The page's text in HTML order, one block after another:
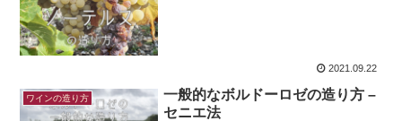
2021.09.22
ワインの造り方
一般的なボルドーロゼの造り方 –
セニエ法